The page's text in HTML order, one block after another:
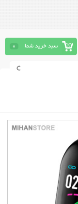
سبد خرید شما 0